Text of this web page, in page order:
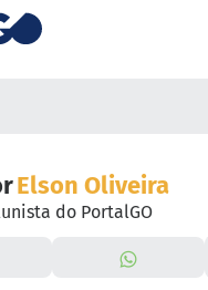
Elson Oliveira
do PortalGO